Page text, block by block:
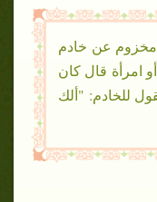
مخزوم عن خادم
امرأة قال كان
للخادم: "ألك